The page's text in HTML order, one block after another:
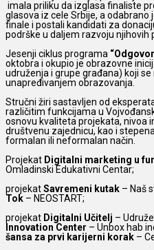
imala priliku da izglasa finaliste
glasova iz cele Srbije, a odabrano
finale i postali kandidati za
podrške u daljem razvoju njihovih
Jesenji ciklus programa
oktobra i okupio je obrazovne
udruženja i grupe građana) koji
unapređivanjem obrazovanja.
Stručni žiri sastavljen od
različitim funkcijama u
osnovu kvaliteta projekata, nivoa
društvenu zajednicu, kao i
formalan ili neformalan način.
Projekat Digitalni marketing u
Omladinski Edukativni Centar;
projekatSavremeni kutak – Naš
Tok – NEOSTART;
projekat Digitalni Učitelj –
Innovation Center – Unbox hab
šansa za prvi karijerni korak –